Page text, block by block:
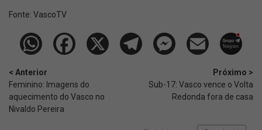
Fonte: VascoTV
< Anterior
Feminino: Imagens do
aquecimento do Vasco no
Nivaldo Pereira
Próximo >
Sub-17: Vasco vence o Volta
Redonda fora de casa